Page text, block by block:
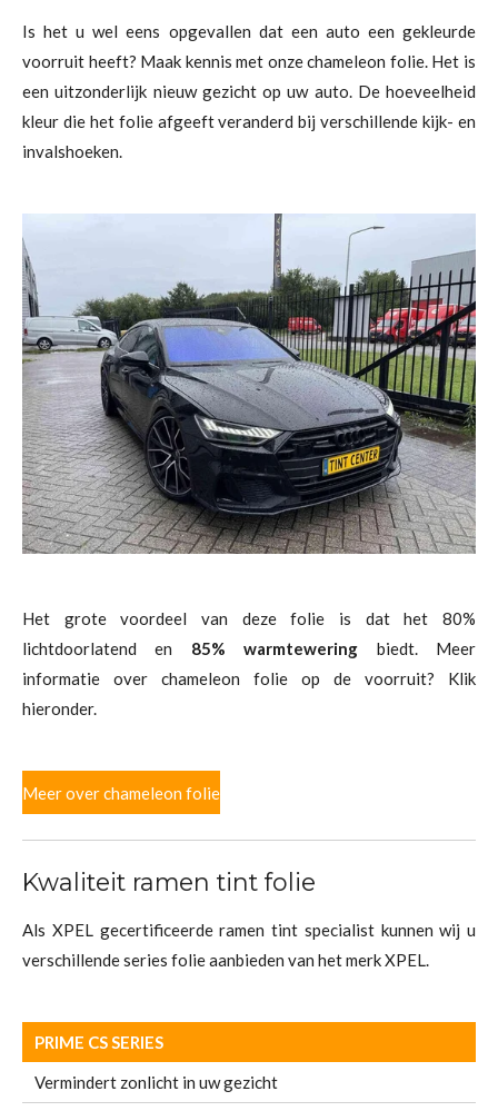
Is het u wel eens opgevallen dat een auto een gekleurde
voorruit heeft? Maak kennis met onze chameleon folie. Het is
een uitzonderlijk nieuw gezicht op uw auto. De hoeveelheid
kleur die het folie afgeeft veranderd bij verschillende kijk- en
invalshoeken.
Het grote voordeel van deze folie is dat het 80%
lichtdoorlatend en 85% warmtewering biedt. Meer
informatie over chameleon folie op de voorruit? Klik
hieronder.
Meer over chameleon folie
Kwaliteit ramen tint folie
Als XPEL gecertificeerde ramen tint specialist kunnen wij u
verschillende series folie aanbieden van het merk XPEL.
PRIME CS SERIES
Vermindert zonlicht in uw gezicht